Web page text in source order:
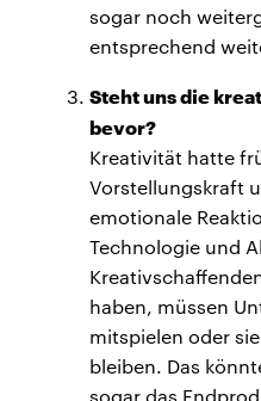
sogar noch
entsprechend
Steht uns die
bevor?
Kreativität hatte
Vorstellungskraft
emotionale
Technologie und
haben, müssen
mitspielen oder
bleiben. Das
sogar das